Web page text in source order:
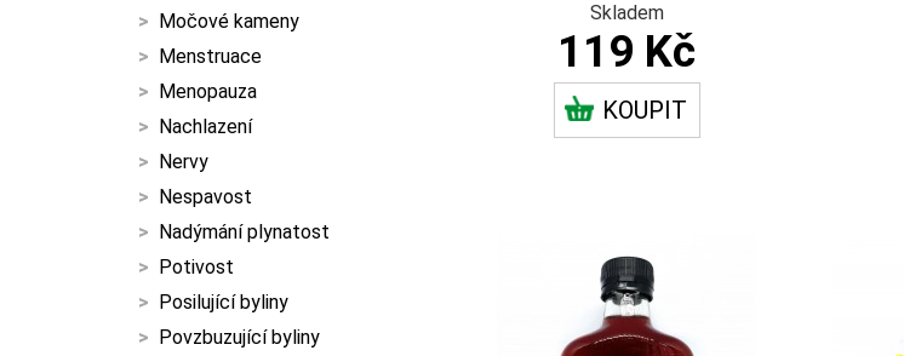
Močové kameny
Menstruace
Menopauza
Nachlazení
Nervy
Nespavost
Nadýmání plynatost
Potivost
Posilující byliny
Povzbuzující byliny
Skladem
119 Kč
KOUPIT